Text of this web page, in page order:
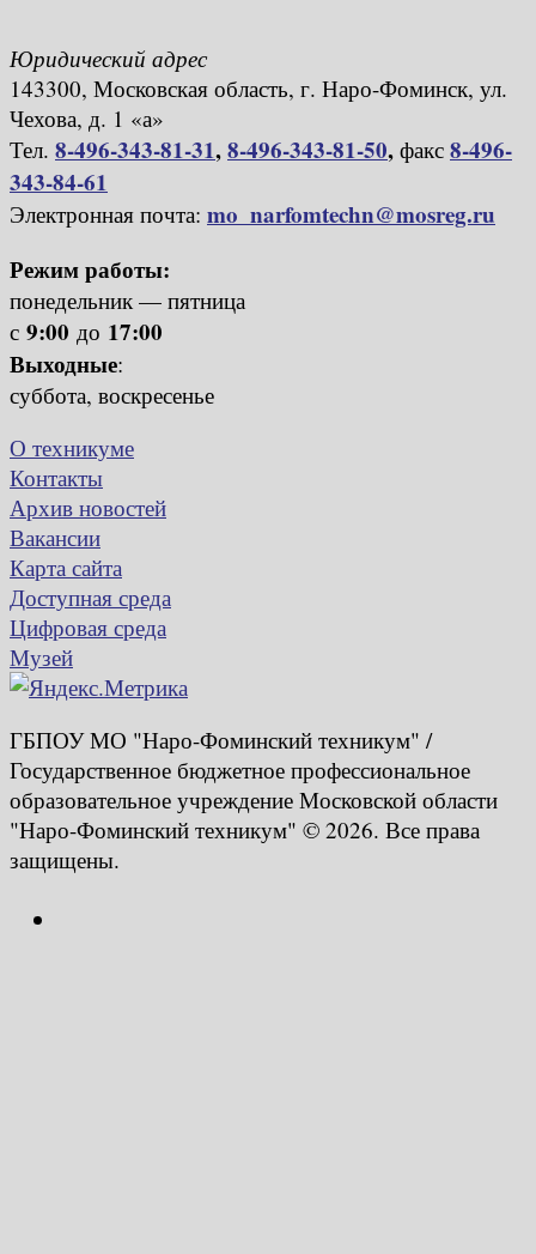
Юридический адрес
143300, Московская область, г. Наро-Фоминск, ул.
Чехова, д. 1 «а»
Тел. 8-496-343-81-31,8-496-343-81-50, факс 8-496-
343-84-61
Электронная почта: mo_narfomtechn@mosreg.ru
Режим работы:
понедельник — пятница
с 9:00 до 17:00
Выходные:
суббота, воскресенье
О техникуме
Контакты
Архив новостей
Вакансии
Карта сайта
Доступная среда
Цифровая среда
Музей
ГБПОУ МО "Наро-Фоминский техникум" /
Государственное бюджетное профессиональное
образовательное учреждение Московской области
"Наро-Фоминский техникум" © 2026. Все права
защищены.